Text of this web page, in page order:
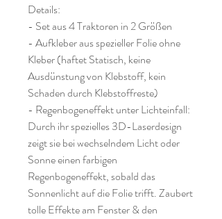
Details:
- Set aus 4 Traktoren in 2 Größen
- Aufkleber aus spezieller Folie ohne
Kleber (haftet Statisch, keine
Ausdünstung von Klebstoff, kein
Schaden durch Klebstoffreste)
- Regenbogeneffekt unter Lichteinfall:
Durch ihr spezielles 3D-Laserdesign
zeigt sie bei wechselndem Licht oder
Sonne einen farbigen
Regenbogeneffekt, sobald das
Sonnenlicht auf die Folie trifft. Zaubert
tolle Effekte am Fenster & den